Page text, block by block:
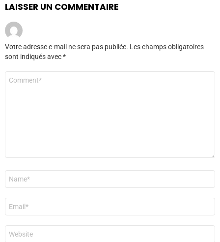
LAISSER UN COMMENTAIRE
Votre adresse e-mail ne sera pas publiée. Les champs obligatoires
sont indiqués avec*
Commentaire
Nom
E-
mail
*
Site
web